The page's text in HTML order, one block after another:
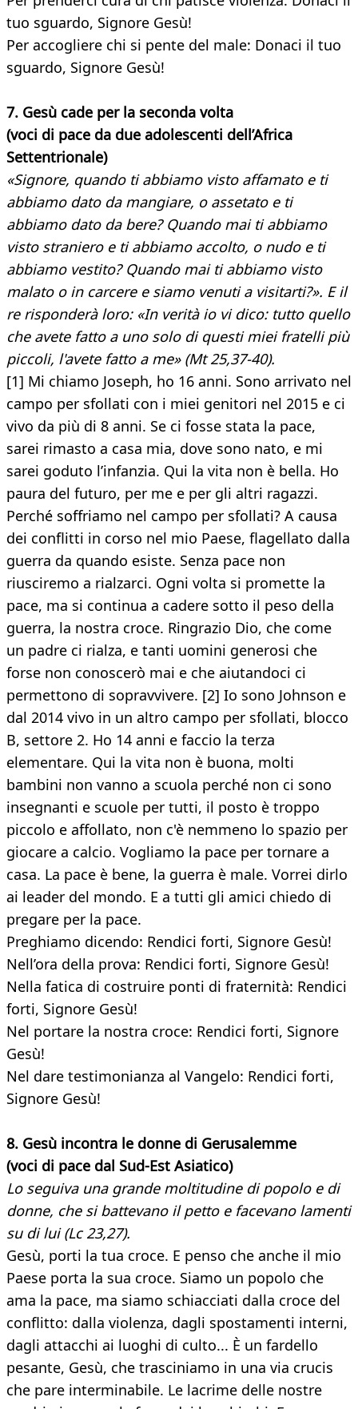
tuo sguardo, Signore Gesù!
Per accogliere chi si pente del male: Donaci il tuo
sguardo, Signore Gesù!
7. Gesù cade per la seconda volta
(voci di pace da due adolescenti dell’Africa
Settentrionale)
«Signore, quando ti abbiamo visto affamato e ti
abbiamo dato da mangiare, o assetato e ti
abbiamo dato da bere? Quando mai ti abbiamo
visto straniero e ti abbiamo accolto, o nudo e ti
abbiamo vestito? Quando mai ti abbiamo visto
malato o in carcere e siamo venuti a visitarti?». E il
re risponderà loro: «In verità io vi dico: tutto quello
che avete fatto a uno solo di questi miei fratelli più
piccoli, l'avete fatto a me» (Mt 25,37-40).
[1] Mi chiamo Joseph, ho 16 anni. Sono arrivato nel
campo per sfollati con i miei genitori nel 2015 e ci
vivo da più di 8 anni. Se ci fosse stata la pace,
sarei rimasto a casa mia, dove sono nato, e mi
sarei goduto l’infanzia. Qui la vita non è bella. Ho
paura del futuro, per me e per gli altri ragazzi.
Perché soffriamo nel campo per sfollati? A causa
dei conflitti in corso nel mio Paese, flagellato dalla
guerra da quando esiste. Senza pace non
riusciremo a rialzarci. Ogni volta si promette la
pace, ma si continua a cadere sotto il peso della
guerra, la nostra croce. Ringrazio Dio, che come
un padre ci rialza, e tanti uomini generosi che
forse non conoscerò mai e che aiutandoci ci
permettono di sopravvivere. [2] Io sono Johnson e
dal 2014 vivo in un altro campo per sfollati, blocco
B, settore 2. Ho 14 anni e faccio la terza
elementare. Qui la vita non è buona, molti
bambini non vanno a scuola perché non ci sono
insegnanti e scuole per tutti, il posto è troppo
piccolo e affollato, non c'è nemmeno lo spazio per
giocare a calcio. Vogliamo la pace per tornare a
casa. La pace è bene, la guerra è male. Vorrei dirlo
ai leader del mondo. E a tutti gli amici chiedo di
pregare per la pace.
Preghiamo dicendo: Rendici forti, Signore Gesù!
Nell’ora della prova: Rendici forti, Signore Gesù!
Nella fatica di costruire ponti di fraternità: Rendici
forti, Signore Gesù!
Nel portare la nostra croce: Rendici forti, Signore
Gesù!
Nel dare testimonianza al Vangelo: Rendici forti,
Signore Gesù!
8. Gesù incontra le donne di Gerusalemme
(voci di pace dal Sud-Est Asiatico)
Lo seguiva una grande moltitudine di popolo e di
donne, che si battevano il petto e facevano lamenti
su di lui (Lc 23,27).
Gesù, porti la tua croce. E penso che anche il mio
Paese porta la sua croce. Siamo un popolo che
ama la pace, ma siamo schiacciati dalla croce del
conflitto: dalla violenza, dagli spostamenti interni,
dagli attacchi ai luoghi di culto... È un fardello
pesante, Gesù, che trasciniamo in una via crucis
che pare interminabile. Le lacrime delle nostre